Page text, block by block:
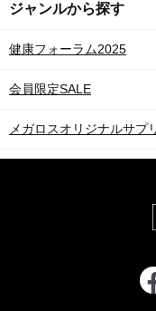
ジャンルから探す
健康フォーラム2025
会員限定SALE
メガロスオリジナルサプ